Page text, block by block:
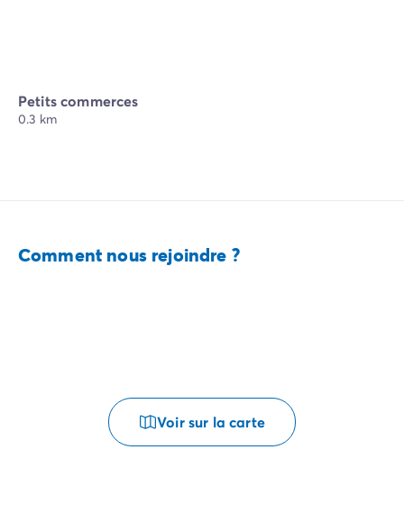
Petits commerces
0.3 km
Comment nous rejoindre ?
Voir sur la carte